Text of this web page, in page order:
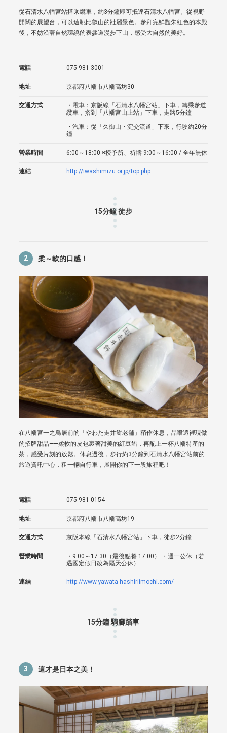
從石清水八幡宮站搭乘纜車，約3分鐘即可抵達石清水八幡宮。從視野
開闊的展望台，可以遠眺比叡山的壯麗景色。參拜完鮮豔朱紅色的本殿
後，不妨沿著自然環繞的表參道漫步下山，感受大自然的美好。
電話 075-981-3001
地址 京都府八幡市八幡高坊30
交通方式
・電車：京阪線「石清水八幡宮站」下車，轉乘參道
纜車，搭到「八幡宮山上站」下車，走路5分鐘
・汽車：從「久御山・淀交流道」下來，行駛約20分
鐘
營業時間 6:00～18:00 ※授予所、祈禱 9:00～16:00 / 全年無休
連結 http://iwashimizu.or.jp/top.php
15分鐘 徒步
2 柔～軟的口感！
在八幡宮一之鳥居前的「やわた走井餅老舗」稍作休息，品嚐這裡現做
的招牌甜品——柔軟的皮包裹著甜美的紅豆餡，再配上一杯八幡特產的
茶，感受片刻的放鬆。休息過後，步行約3分鐘到石清水八幡宮站前的
旅遊資訊中心，租一輛自行車，展開你的下一段旅程吧！
電話 075-981-0154
地址 京都府八幡市八幡高坊19
交通方式 京阪本線「石清水八幡宮站」下車，徒步2分鐘
營業時間
・9:00～17:30（最後點餐 17:00） ・週一公休（若
遇國定假日改為隔天公休）
連結 http://www.yawata-hashiriimochi.com/
15分鐘 騎腳踏車
3 這才是日本之美！